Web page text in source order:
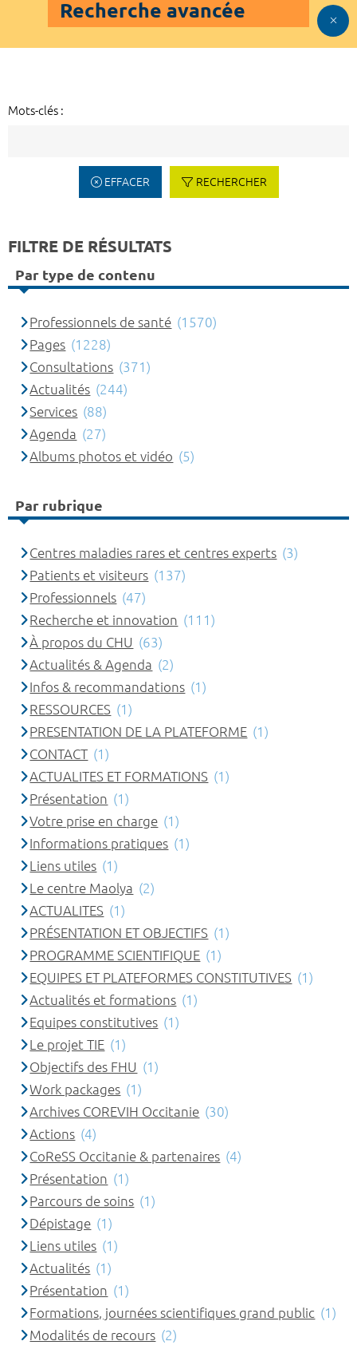
Recherche avancée
Mots-clés :
EFFACER RECHERCHER
FILTRE DE RÉSULTATS
Par type de contenu
Professionnels de santé (1570)
Pages (1228)
Consultations (371)
Actualités (244)
Services (88)
Agenda (27)
Albums photos et vidéo (5)
Par rubrique
Centres maladies rares et centres experts (3)
Patients et visiteurs (137)
Professionnels (47)
Recherche et innovation (111)
À propos du CHU (63)
Actualités & Agenda (2)
Infos & recommandations (1)
RESSOURCES (1)
PRESENTATION DE LA PLATEFORME (1)
CONTACT (1)
ACTUALITES ET FORMATIONS (1)
Présentation (1)
Votre prise en charge (1)
Informations pratiques (1)
Liens utiles (1)
Le centre Maolya (2)
ACTUALITES (1)
PRÉSENTATION ET OBJECTIFS (1)
PROGRAMME SCIENTIFIQUE (1)
EQUIPES ET PLATEFORMES CONSTITUTIVES (1)
Actualités et formations (1)
Equipes constitutives (1)
Le projet TIE (1)
Objectifs des FHU (1)
Work packages (1)
Archives COREVIH Occitanie (30)
Actions (4)
CoReSS Occitanie & partenaires (4)
Présentation (1)
Parcours de soins (1)
Dépistage (1)
Liens utiles (1)
Actualités (1)
Présentation (1)
Formations, journées scientifiques grand public (1)
Modalités de recours (2)